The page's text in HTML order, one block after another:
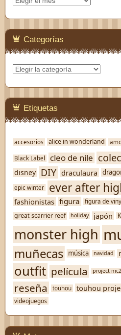
Categorías
Categorías
Etiquetas
accesorios alice in wonderland
Black Label cleo de nile
disney DIY draculaura
epic winter ever after
fashionistas figura figura de
great scarrier reef holiday japón
monster high
muñecas música navidad
outfit película project mc2
reseña touhou touhou
videojuegos